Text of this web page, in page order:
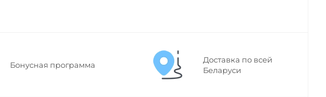
Бонусная программа
Доставка по всей
Беларуси